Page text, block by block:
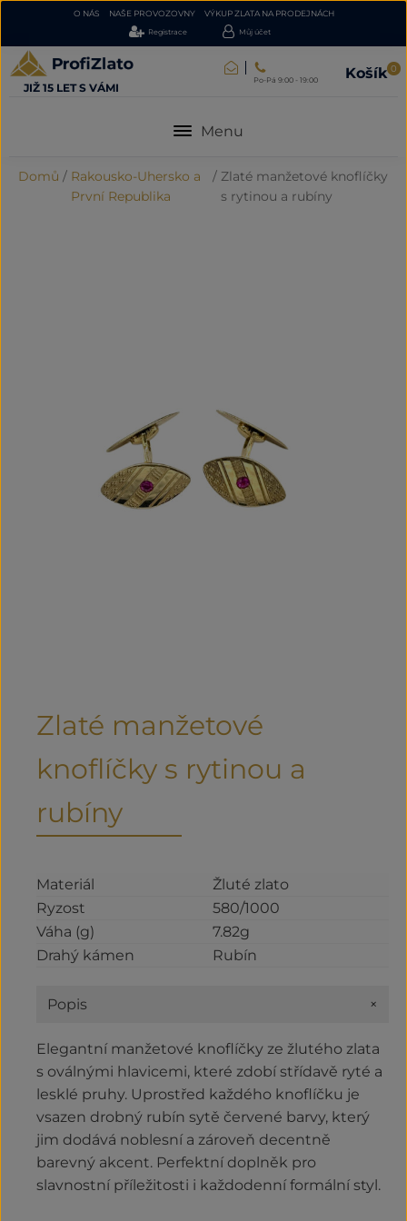
O NÁS NAŠE PROVOZOVNY VÝKUP ZLATA NA PRODEJNÁCH
Registrace Můj účet
JIŽ 15 LET S VÁMI
Po-Pá 9:00 - 19:00 Košík 0
Menu
Domů / Rakousko-Uhersko a
První Republika
/ Zlaté manžetové knoflíčky
s rytinou a rubíny
Zlaté manžetové
knoflíčky s rytinou a
rubíny
Materiál
Žluté zlato
Ryzost
580/1000
Váha (g)
7.82g
Drahý kámen
Rubín
Popis +
Elegantní manžetové knoflíčky ze žlutého zlata
s oválnými hlavicemi, které zdobí střídavě ryté a
lesklé pruhy. Uprostřed každého knoflíčku je
vsazen drobný rubín sytě červené barvy, který
jim dodává noblesní a zároveň decentně
barevný akcent. Perfektní doplněk pro
slavnostní příležitosti i každodenní formální styl.